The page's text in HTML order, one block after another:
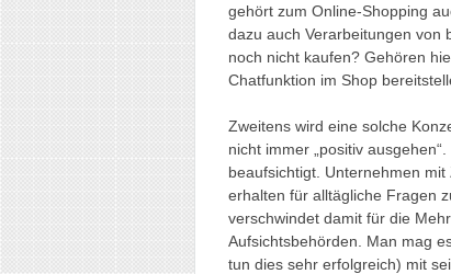
gehört zum Online-Shopping
dazu auch Verarbeitungen von
noch nicht kaufen? Gehören
Chatfunktion im Shop
Zweitens wird eine solche
nicht immer „positiv
beaufsichtigt. Unternehmen
erhalten für alltägliche Fragen
verschwindet damit für die
Aufsichtsbehörden. Man mag
tun dies sehr erfolgreich) mit